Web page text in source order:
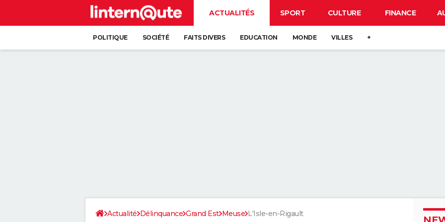
ACTUALITÉS SPORT CULTURE FINANCE
POLITIQUE SOCIÉTÉ FAITS DIVERS EDUCATION MONDE VILLES +
Actualité Délinquance Grand Est Meuse L'Isle-en-Rigault